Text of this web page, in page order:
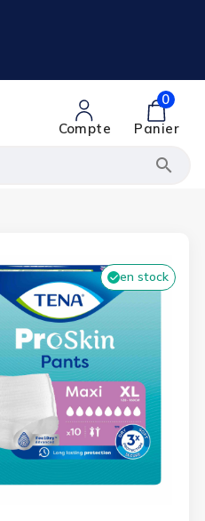

Compte
0
Panier
en stock